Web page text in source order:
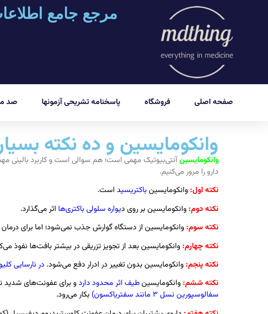
مرجع جامع
صفحه اصلی فروشگاه پاسخنامه تشریحی آزمونها صد
وانکومایسین و ده نکته
وانکومایسینآنتی‌بیوتیک مهمی است؛ هم سوالی است و کاربرد بالینی
دارو را مرور می‌کنیم.
نکته اول: وانکومایسین باکتریسید است.
نکته دوم: وانکومایسین بر روی دیواره سلولی باکتری‌ها اثر می‌گذارد.
نکته سوم: وانکومایسین از دستگاه گوارش جذب نمی‌شود؛ اما برای
نکته چهارم: وانکومایسین بعد از تجویز تزریقی در بیشتر بافت‌ها نفوذ
نکته پنجم: وانکومایسین بدون تغییر در ادرار دفع می‌شود. در نارسایی
نکته ششم: وانکومایسینطیف اثر محدود داردو برای عفونت‌های شدید
سفالوسپورین نسل ۳ مانند سفتریاکسون)
بکار می‌رود.